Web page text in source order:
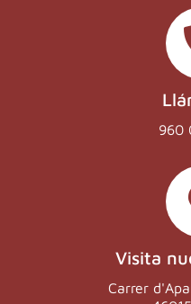
960
Visita
Carrer